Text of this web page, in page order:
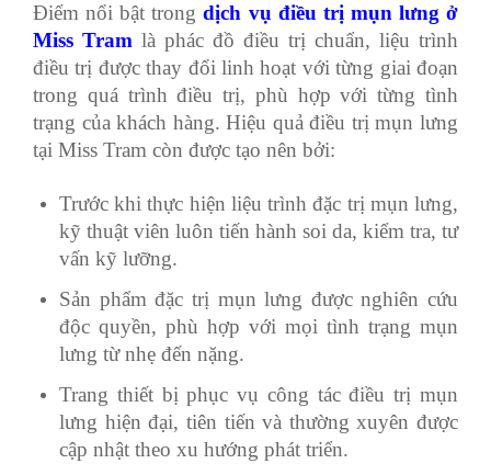
Điểm nổi bật trongdịch vụ điều trị mụn lưng ở
Miss Tram là phác đồ điều trị chuẩn, liệu trình
điều trị được thay đổi linh hoạt với từng giai đoạn
trong quá trình điều trị, phù hợp với từng tình
trạng của khách hàng. Hiệu quả điều trị mụn lưng
tại Miss Tram còn được tạo nên bởi:
Trước khi thực hiện liệu trình đặc trị mụn lưng,
kỹ thuật viên luôn tiến hành soi da, kiểm tra, tư
vấn kỹ lưỡng.
Sản phẩm đặc trị mụn lưng được nghiên cứu
độc quyền, phù hợp với mọi tình trạng mụn
lưng từ nhẹ đến nặng.
Trang thiết bị phục vụ công tác điều trị mụn
lưng hiện đại, tiên tiến và thường xuyên được
cập nhật theo xu hướng phát triển.